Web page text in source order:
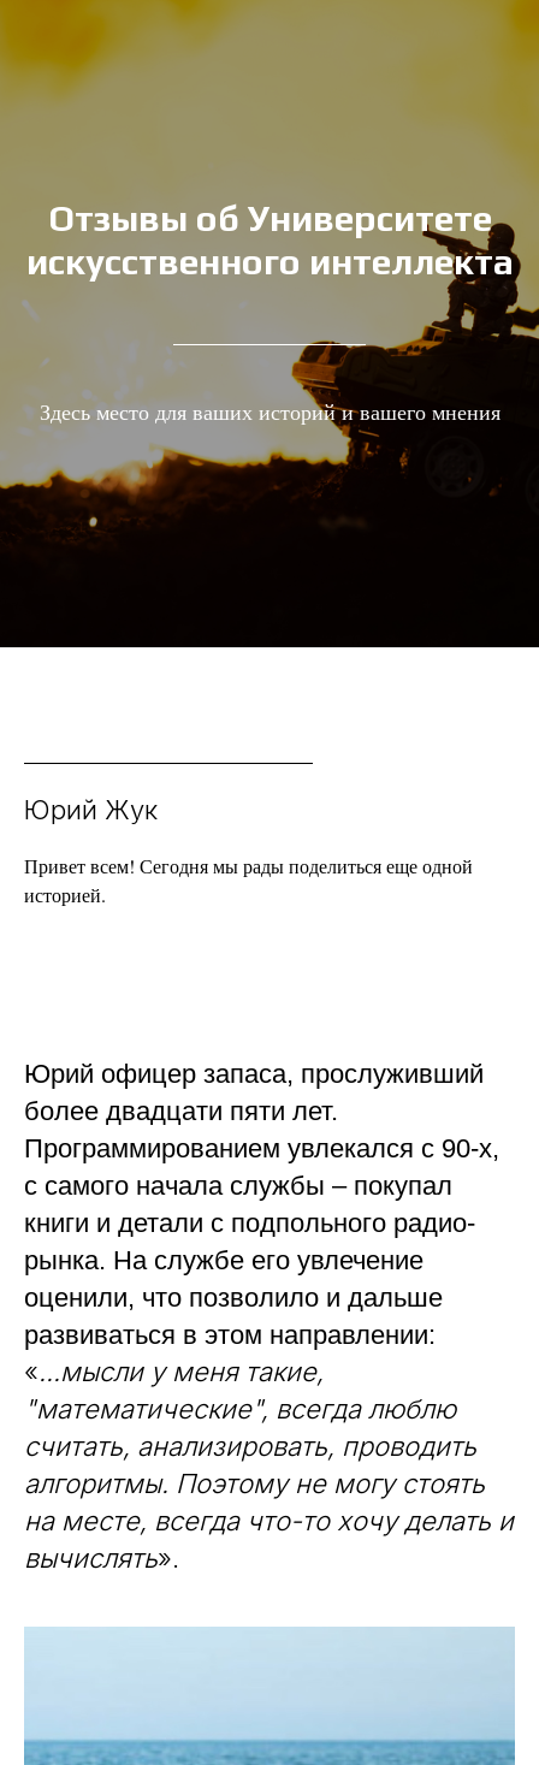
Отзывы об Университете
искусственного интеллекта
Здесь место для ваших историй и вашего мнения
Юрий Жук
Привет всем! Сегодня мы рады поделиться еще одной
историей.
Юрий офицер запаса, прослуживший
более двадцати пяти лет.
Программированием увлекался с 90-х,
с самого начала службы – покупал
книги и детали с подпольного радио-
рынка. На службе его увлечение
оценили, что позволило и дальше
развиваться в этом направлении:
«...мысли у меня такие,
"математические", всегда люблю
считать, анализировать, проводить
алгоритмы. Поэтому не могу стоять
на месте, всегда что-то хочу делать и
вычислять».